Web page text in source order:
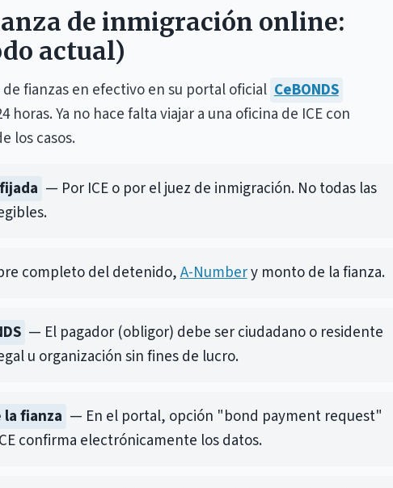
de inmigración online:
actual)
fianzas en efectivo en su portal oficial CeBONDS
Ya no hace falta viajar a una oficina de ICE con
los casos.
— Por ICE o por el juez de inmigración. No todas las
completo del detenido,A-Numbery monto de la fianza.
— El pagador (obligor) debe ser ciudadano o residente
u organización sin fines de lucro.
fianza — En el portal, opción "bond payment request"
confirma electrónicamente los datos.